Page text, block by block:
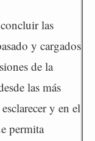
las
y cargados
de la
las más
y en el
permita